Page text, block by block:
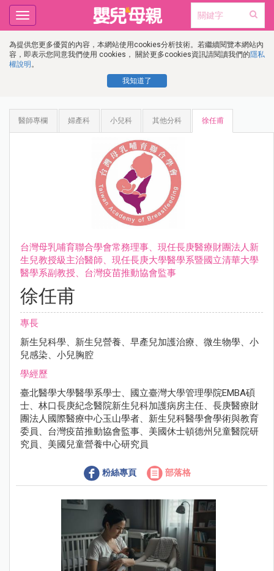
為提供您更多優質的內容，本網站使用cookies分析技術。若繼續閱覽本網站內
容，即表示您同意我們使用 cookies， 關於更多cookies資訊請閱讀我們的隱私
權說明 。
我知道了
Toggle
navigation
醫師專欄 婦產科 小兒科 其他分科 徐任甫
台灣母乳哺育聯合學會常務理事、現任長庚醫療財團法人新
生兒教授級主治醫師、現任長庚大學醫學系暨國立清華大學
醫學系副教授、台灣疫苗推動協會監事
徐任甫
專長
新生兒科學、新生兒營養、早產兒加護治療、微生物學、小
兒感染、小兒胸腔
學經歷
臺北醫學大學醫學系學士、國立臺灣大學管理學院EMBA碩
士、林口長庚紀念醫院新生兒科加護病房主任、長庚醫療財
團法人國際醫療中心玉山學者、新生兒科醫學會學術與教育
委員、台灣疫苗推動協會監事、美國休士頓德州兒童醫院研
究員、美國兒童營養中心研究員
粉絲專頁 部落格